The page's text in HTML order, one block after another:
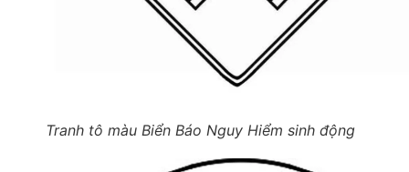
Tranh tô màu Biển Báo Nguy Hiểm sinh động